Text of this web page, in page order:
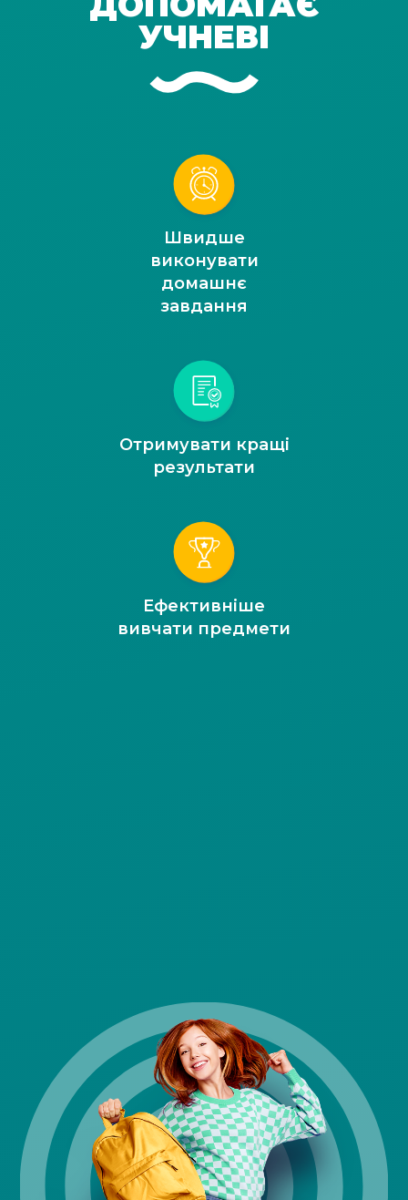
УЧНЕВІ
Швидше
виконувати
домашнє
завдання
Отримувати кращі
результати
Ефективніше
вивчати предмети